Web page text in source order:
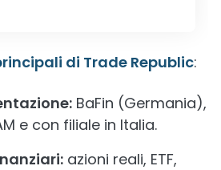
di Trade Republic:
BaFin (Germania),
e con filiale in Italia.
azioni reali, ETF,